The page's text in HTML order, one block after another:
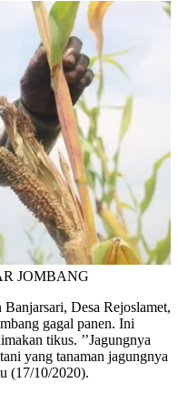
JOMBANG
Desa Rejoslamet,
gagal panen. Ini
tikus. ’’Jagungnya
yang tanaman jagungnya
(17/10/2020).